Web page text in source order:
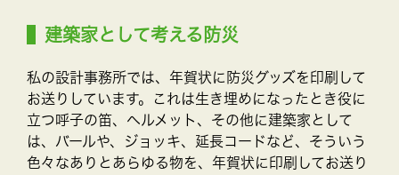
建築家として考える防災
私の設計事務所では、年賀状に防災グッズを印刷して
お送りしています。これは生き埋めになったとき役に
立つ呼子の笛、ヘルメット、その他に建築家として
は、バールや、ジョッキ、延長コードなど、そういう
色々なありとあらゆる物を、年賀状に印刷してお送り